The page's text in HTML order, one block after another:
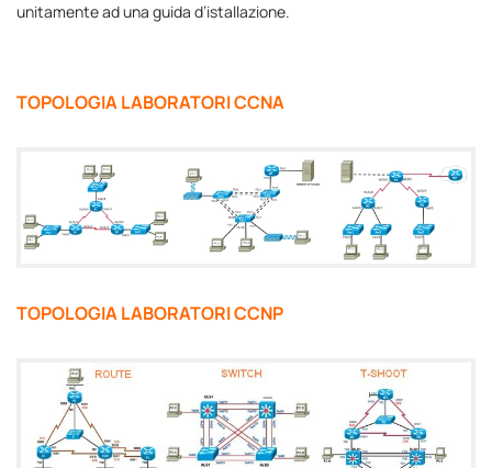
unitamente ad una guida d’istallazione.
TOPOLOGIA LABORATORI CCNA
TOPOLOGIA LABORATORI CCNP